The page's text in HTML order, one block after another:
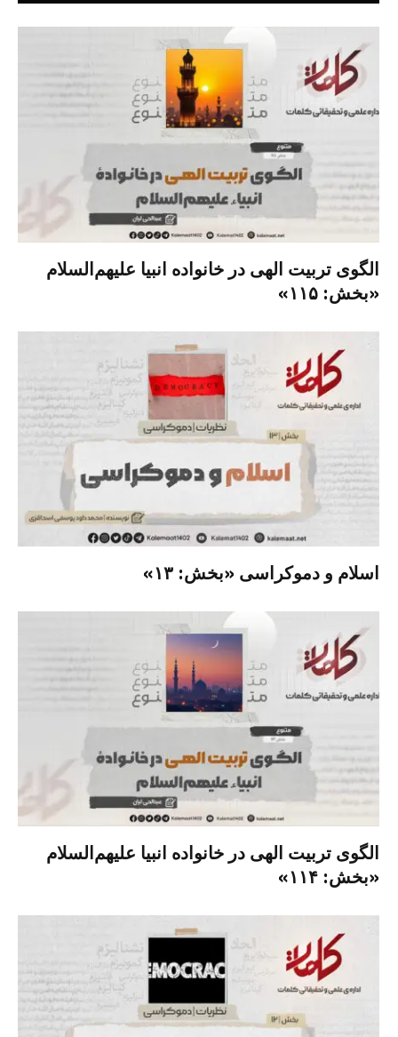
الگوی تربیت الهی در خانواده انبیا‌‌ علیهم‌السلام
«بخش: ۱۱۵»
اسلام و دموکراسی «بخش: ۱۳»
الگوی تربیت الهی در خانواده انبیا‌‌ علیهم‌السلام
«بخش: ۱۱۴»